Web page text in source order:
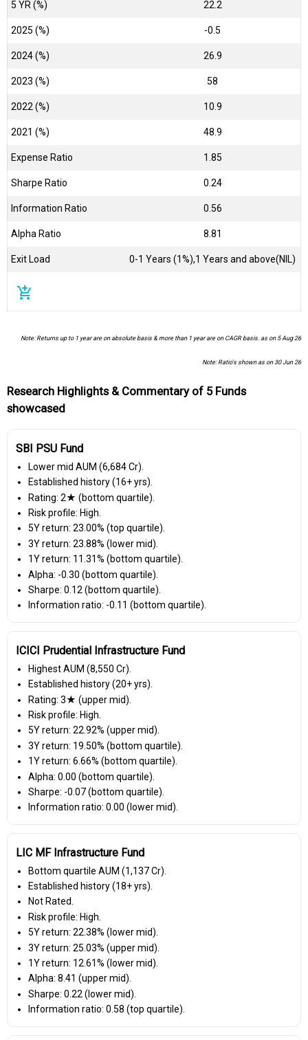
5 YR (%) 22.2
2025 (%) -0.5
2024 (%) 26.9
2023 (%) 58
2022 (%) 10.9
2021 (%) 48.9
Expense Ratio 1.85
Sharpe Ratio 0.24
Information Ratio 0.56
Alpha Ratio 8.81
Exit Load 0-1 Years (1%),1 Years and above(NIL)
add_shopping_cart
Note: Returns up to 1 year are on absolute basis & more than 1 year are on CAGR basis. as on 5 Aug 26
Note: Ratio's shown as on 30 Jun 26
Research Highlights & Commentary of 5 Funds
showcased
SBI PSU Fund
Lower mid AUM (₹6,684 Cr).
Established history (16+ yrs).
Rating: 2★ (bottom quartile).
Risk profile: High.
5Y return: 23.00% (top quartile).
3Y return: 23.88% (lower mid).
1Y return: 11.31% (bottom quartile).
Alpha: -0.30 (bottom quartile).
Sharpe: 0.12 (bottom quartile).
Information ratio: -0.11 (bottom quartile).
ICICI Prudential Infrastructure Fund
Highest AUM (₹8,550 Cr).
Established history (20+ yrs).
Rating: 3★ (upper mid).
Risk profile: High.
5Y return: 22.92% (upper mid).
3Y return: 19.50% (bottom quartile).
1Y return: 6.66% (bottom quartile).
Alpha: 0.00 (bottom quartile).
Sharpe: -0.07 (bottom quartile).
Information ratio: 0.00 (lower mid).
LIC MF Infrastructure Fund
Bottom quartile AUM (₹1,137 Cr).
Established history (18+ yrs).
Not Rated.
Risk profile: High.
5Y return: 22.38% (lower mid).
3Y return: 25.03% (upper mid).
1Y return: 12.61% (lower mid).
Alpha: 8.41 (upper mid).
Sharpe: 0.22 (lower mid).
Information ratio: 0.58 (top quartile).